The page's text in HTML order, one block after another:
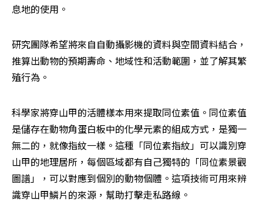
息地的使用。
研究團隊希望將來自自動攝影機的資料與空間資料結合，
推算出動物的預期壽命、地域性和活動範圍，並了解其繁
殖行為。
科學家將穿山甲的活體樣本用來提取同位素值。同位素值
是儲存在動物角蛋白板中的化學元素的組成方式，是獨一
無二的，就像指紋一樣。這種「同位素指紋」可以識別穿
山甲的地理居所，每個區域都有自己獨特的「同位素景觀
圖譜」，可以對應到個別的動物個體。這項技術可用來辨
識穿山甲鱗片的來源，幫助打擊走私路線。